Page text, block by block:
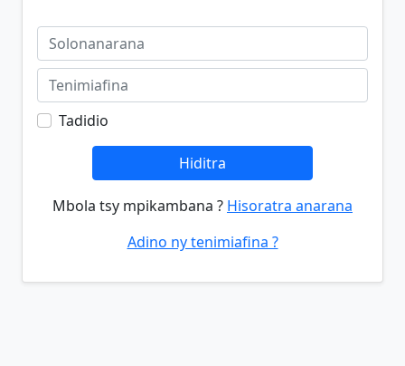
Tadidio
Hiditra
Mbola tsy mpikambana ? Hisoratra anarana
Adino ny tenimiafina ?